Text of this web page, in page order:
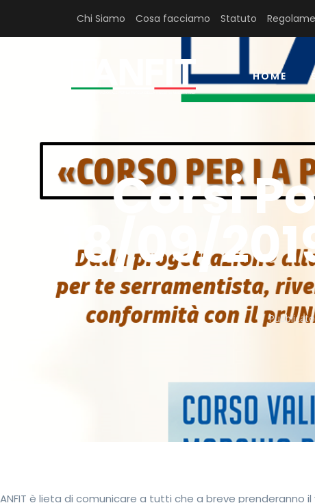
Chi Siamo Cosa facciamo Statuto
HOME
Corsi
18/09/
Pubblicato
ANFIT è lieta di comunicare a tutti che a breve prenderanno il